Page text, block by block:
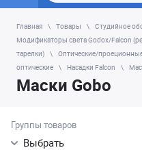
Главная Товары
Студийное
Модификаторы света Godox/Falcon
тарелки)
Оптические/
оптические
Насадки Falcon
Маски Gobo
Группы товаров
Выбрать